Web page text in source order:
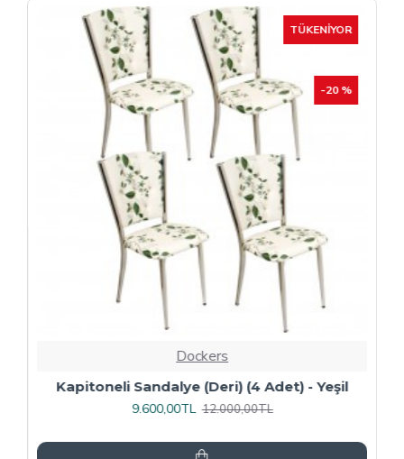
TÜKENIYOR
-20 %
Dockers
Kapitoneli Sandalye (Deri) (4 Adet) - Yeşil
9.600,00TL 12.000,00TL